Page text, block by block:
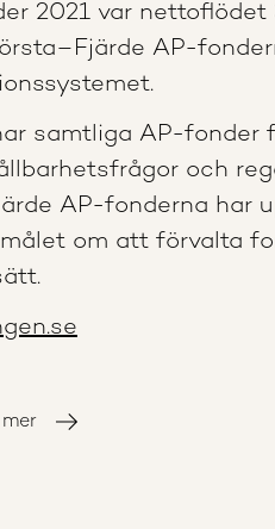
2021 var nettoflödet
AP-
samtliga AP-
och
AP-fonderna har
om att förvalta